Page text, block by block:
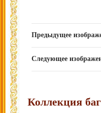
Предыдущее
Следующее
Коллекция